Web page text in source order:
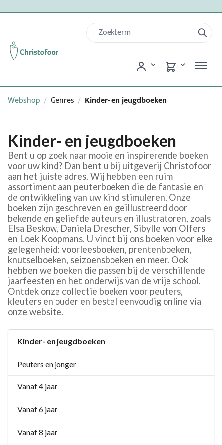
Webshop / Genres / Kinder- en jeugdboeken
Kinder- en jeugdboeken
Bent u op zoek naar mooie en inspirerende boeken
voor uw kind? Dan bent u bij uitgeverij Christofoor
aan het juiste adres. Wij hebben een ruim
assortiment aan peuterboeken die de fantasie en
de ontwikkeling van uw kind stimuleren. Onze
boeken zijn geschreven en geïllustreerd door
bekende en geliefde auteurs en illustratoren, zoals
Elsa Beskow, Daniela Drescher, Sibylle von Olfers
en Loek Koopmans. U vindt bij ons boeken voor elke
gelegenheid: voorleesboeken, prentenboeken,
knutselboeken, seizoensboeken en meer. Ook
hebben we boeken die passen bij de verschillende
jaarfeesten en het onderwijs van de vrije school.
Ontdek onze collectie boeken voor peuters,
kleuters en ouder en bestel eenvoudig online via
onze website.
Kinder- en jeugdboeken
Peuters en jonger
Vanaf 4 jaar
Vanaf 6 jaar
Vanaf 8 jaar